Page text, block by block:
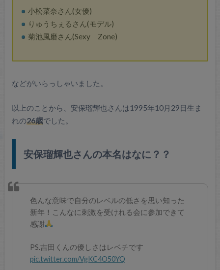
小松菜奈さん(女優)
りゅうちぇるさん(モデル)
菊池風磨さん(Sexy Zone)
などがいらっしゃいました。
以上のことから、安保瑠輝也さんは1995年10月29日生ま
れの26歳でした。
安保瑠輝也さんの本名はなに？？
色んな意味で自分のレベルの低さを思い知った
新年！こんなに刺激を受けれる会に参加できて
感謝
PS.吉田くんの優しさはレベチです
pic.twitter.com/VgKC4O50YQ